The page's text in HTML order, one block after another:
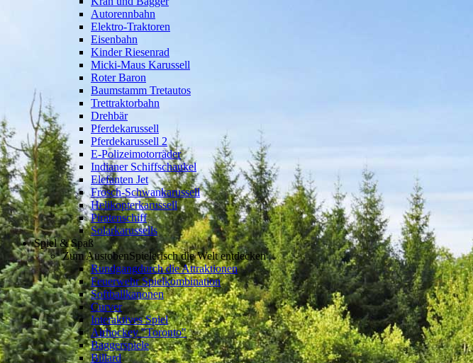
Autorennbahn
Elektro-Traktoren
Eisenbahn
Kinder Riesenrad
Micki-Maus Karussell
Roter Baron
Baumstamm Tretautos
Trettraktorbahn
Drehbär
Pferdekarussell
Pferdekarussell 2
E-Polizeimotorräder
Indianer Schiffschaukel
Elefanten Jet
Frosch-Schwankarussell
Helikopterkarussell
Piratenschiff
Solarkarussells
Spiel & Spaß
Zum AustobenSpielerisch die Welt entdecken
Rundgangdurch die Attraktionen
Feuerwehr Spielkombination
Softballkanonen
Curver
Interaktives Spiel
Airhockey "Toronto"
Baggerspiele
Billard